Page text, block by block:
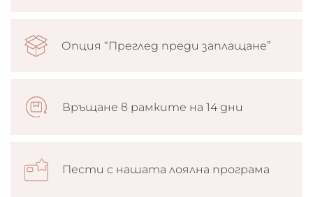
Опция “Преглед преди заплащане”
Връщане в рамките на 14 дни
Пести с нашата лоялна програма